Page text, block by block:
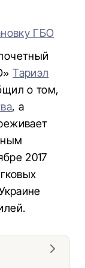
ГБО
Тариэл
о том,
, а
2017